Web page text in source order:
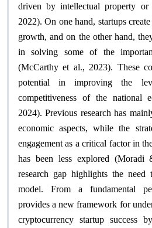
driven by intellectual property or
2022). On one hand, startups
growth, and on the other hand,
in solving some of the
(McCarthy et al., 2023). These
potential in improving the
competitiveness of the national
2024). Previous research has
economic aspects, while the
engagement as a critical factor in
has been less explored
research gap highlights the need
model. From a fundamental
provides a new framework for
cryptocurrency startup success